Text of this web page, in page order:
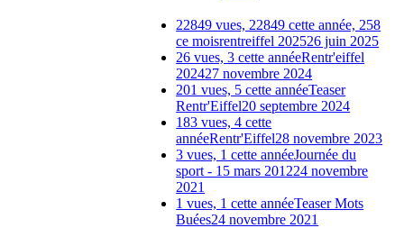
22849 vues, 22849 cette année, 258
ce moisrentreiffel 202526 juin 2025
26 vues, 3 cette annéeRentr'eiffel
202427 novembre 2024
201 vues, 5 cette annéeTeaser
Rentr'Eiffel20 septembre 2024
183 vues, 4 cette
annéeRentr'Eiffel28 novembre 2023
3 vues, 1 cette annéeJournée du
sport - 15 mars 201224 novembre
2021
1 vues, 1 cette annéeTeaser Mots
Buées24 novembre 2021